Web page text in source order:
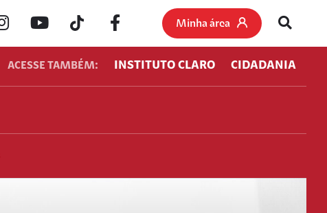
Minha área
ACESSE TAMBÉM: INSTITUTO CLARO CIDADANIA